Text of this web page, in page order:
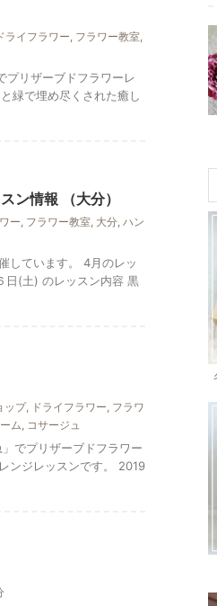
ライフラワー フラワー教室
プリザーブドフラワーレ
緑で埋め尽くされた癒し
ン情報 （大分）
ー フラワー教室 大分 ハン
しています。 4月のレッ
日(土) のレッスン内容 黒
ップ, ドライフラワー フラワ
ム コサージュ
でプリザーブドフラワー
ンジレッスンです。 2019